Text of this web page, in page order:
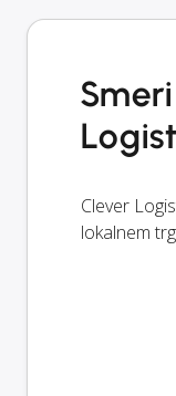
Clever
lokalnem